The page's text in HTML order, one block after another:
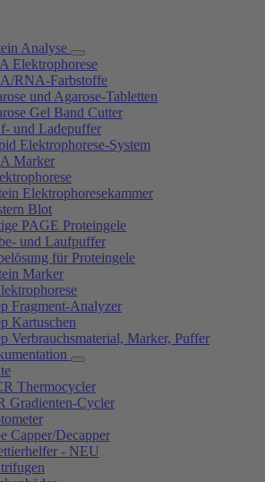
Analyse
Elektrophorese
RNA-Farbstoffe
und Agarose-Tabletten
Gel Band Cutter
und Ladepuffer
Elektrophorese-System
Marker
Elektrophoresekammer
Blot
PAGE Proteingele
und Laufpuffer
für Proteingele
Marker
Fragment-Analyzer
Kartuschen
Verbrauchsmaterial, Marker, Puffer
Thermocycler
Gradienten-Cycler
Capper/Decapper
- NEU